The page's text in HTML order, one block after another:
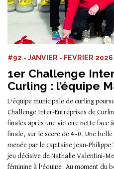
#92 - JANVIER - FEVRIER
1er Challenge
Curling : l’équipe
L’équipe municipale de curling
Challenge Inter-Entreprises de
finales après une victoire nette face à
finale, sur le score de 4–0. Une
menée par le capitaine Jean-
jeu décisive de Nathalie Valentini-
féminine à l’équipe. Au moment du